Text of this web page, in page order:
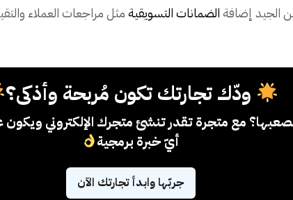
الجيد إضافةالضمانات التسويقيةمثل مراجعات العملاء
ودّك تجارتك تكون مُربحة وأذكى؟
مصعبها؟ مع متجرة تقدر تنشئ متجرك الإلكتروني
أيّ خبرة برمجية
جربّها وابدأ تجارتك الآن